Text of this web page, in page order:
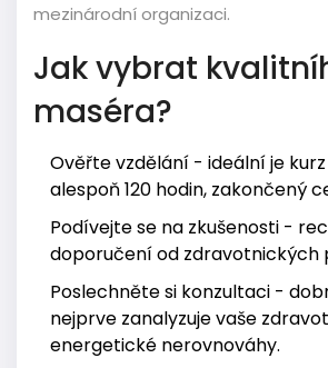
mezinárodní organizaci.
Jak vybrat
maséra?
Ověřte vzdělání - ideální je
alespoň 120 hodin, zakončený
Podívejte se na zkušenosti -
doporučení od zdravotnických
Poslechněte si konzultaci -
nejprve zanalyzuje vaše
energetické nerovnováhy.